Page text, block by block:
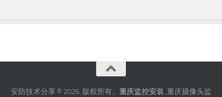
安防技术分享 © 2026. 版权所有。 重庆监控安装 ,重庆摄像头监